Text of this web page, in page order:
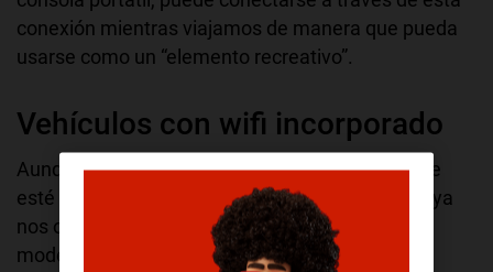
conexión mientras viajamos de manera que pueda
usarse como un “elemento recreativo”.
Vehículos con wifi incorporado
Aunque aún el Wi-Fi para el coche no es algo que
esté muy extendido, hay varios fabricantes que ya
nos ofrecen esta posibilidad, al menos en sus
modelos más altos de gama.